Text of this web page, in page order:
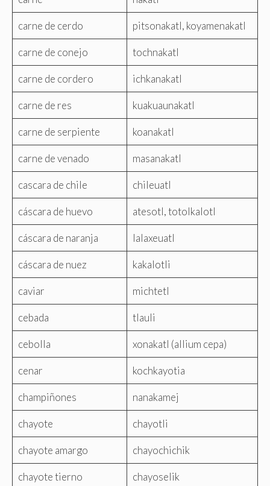
carne de cerdo pitsonakatl, koyamenakatl
carne de conejo tochnakatl
carne de cordero ichkanakatl
carne de res kuakuaunakatl
carne de serpiente koanakatl
carne de venado masanakatl
cascara de chile chileuatl
cáscara de huevo atesotl, totolkalotl
cáscara de naranja lalaxeuatl
cáscara de nuez kakalotli
caviar michtetl
cebada tlauli
cebolla xonakatl (allium cepa)
cenar kochkayotia
champiñones nanakamej
chayote chayotli
chayote amargo chayochichik
chayote tierno chayoselik